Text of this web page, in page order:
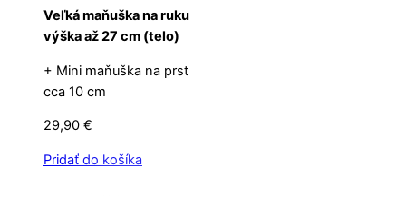
Veľká maňuška na ruku
výška až 27 cm (telo)
+ Mini maňuška na prst
cca 10 cm
29,90 €
Pridať do košíka